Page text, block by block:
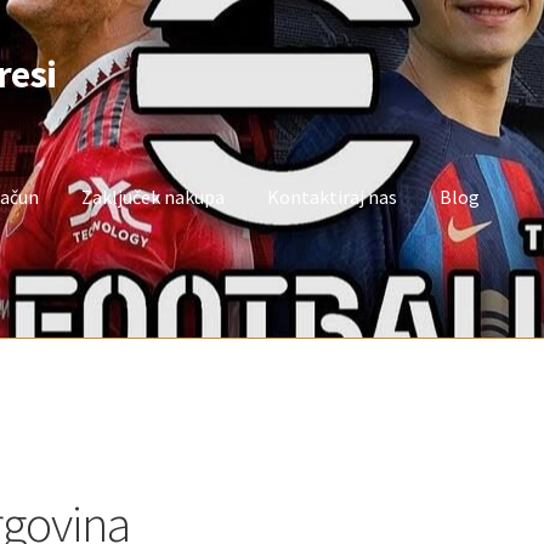
Zaključek nakupa Kontaktiraj nas Blog